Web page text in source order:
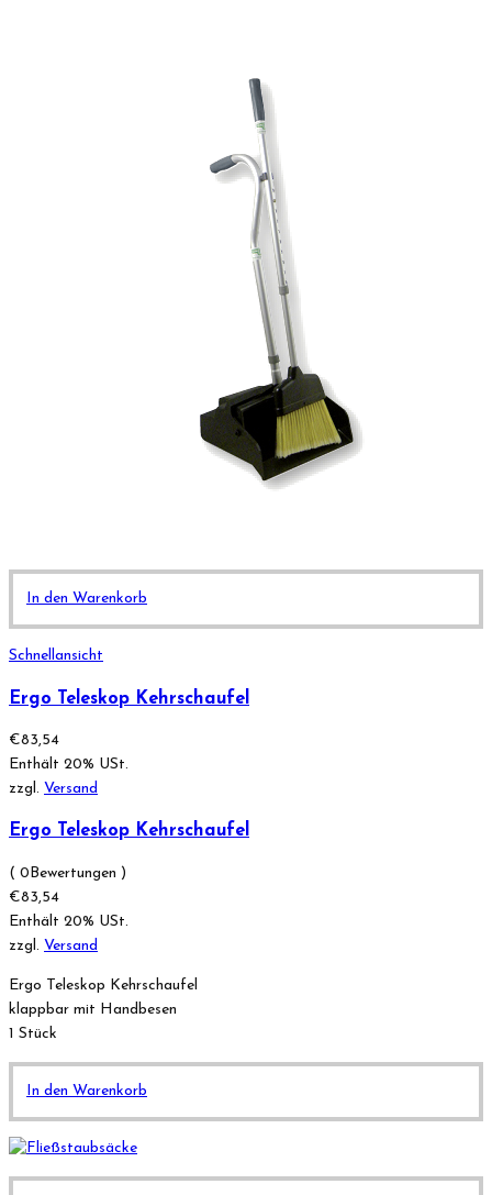
In den Warenkorb
Schnellansicht
Ergo Teleskop Kehrschaufel
€83,54
Enthält 20% USt.
zzgl. Versand
Ergo Teleskop Kehrschaufel
( 0Bewertungen )
€83,54
Enthält 20% USt.
zzgl. Versand
Ergo Teleskop Kehrschaufel
klappbar mit Handbesen
1 Stück
In den Warenkorb